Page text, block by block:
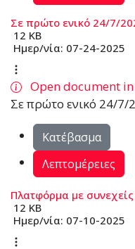
Σε πρώτο ενικό 24/7/
12 KB
Ημερ/νία: 07-24-2025
Open document
Σε πρώτο ενικό 24/7/
Κατέβασμα
Λεπτομέρειες
Πλατφόρμα με συνεχείς
12 KB
Ημερ/νία: 07-10-2025